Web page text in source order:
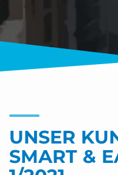
UNSER
SMART &